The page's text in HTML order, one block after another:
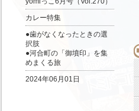
カレー特集
●歯がなくなったときの選
択肢
●河合町の「御墳印」を集
めまくる旅
2024年06月01日